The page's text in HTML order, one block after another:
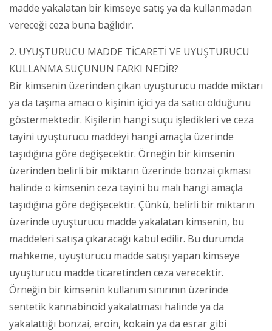
madde yakalatan bir kimseye satış ya da kullanmadan
vereceği ceza buna bağlıdır.
2. UYUŞTURUCU MADDE TİCARETİ VE UYUŞTURUCU
KULLANMA SUÇUNUN FARKI NEDİR?
Bir kimsenin üzerinden çıkan uyuşturucu madde miktarı
ya da taşıma amacı o kişinin içici ya da satıcı olduğunu
göstermektedir. Kişilerin hangi suçu işledikleri ve ceza
tayini uyuşturucu maddeyi hangi amaçla üzerinde
taşıdığına göre değişecektir. Örneğin bir kimsenin
üzerinden belirli bir miktarın üzerinde bonzai çıkması
halinde o kimsenin ceza tayini bu malı hangi amaçla
taşıdığına göre değişecektir. Çünkü, belirli bir miktarın
üzerinde uyuşturucu madde yakalatan kimsenin, bu
maddeleri satışa çıkaracağı kabul edilir. Bu durumda
mahkeme, uyuşturucu madde satışı yapan kimseye
uyuşturucu madde ticaretinden ceza verecektir.
Örneğin bir kimsenin kullanım sınırının üzerinde
sentetik kannabinoid yakalatması halinde ya da
yakalattığı bonzai, eroin, kokain ya da esrar gibi